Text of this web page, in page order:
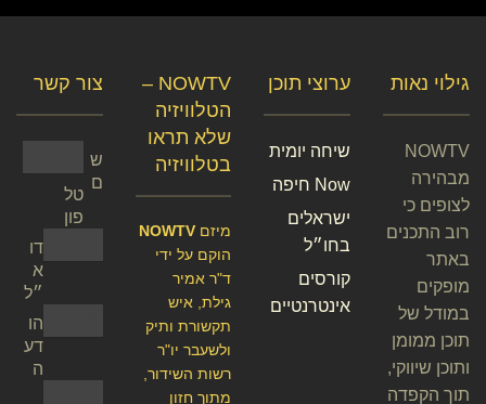
צור קשר
ש
ם
טל
פון
דו
א
״ל
הו
דע
ה
NOWTV –
הטלוויזיה
שלא תראו
בטלוויזיה
מיזם NOWTV
הוקם על ידי
ד"ר אמיר
גילת, איש
תקשורת ותיק
ולשעבר יו"ר
רשות השידור,
מתוך חזון
ערוצי תוכן
שיחה יומית
Now חיפה
ישראלים
בחו״ל
קורסים
אינטרנטיים
גילוי נאות
NOWTV
מבהירה
לצופים כי
רוב התכנים
באתר
מופקים
במודל של
תוכן ממומן
ותוכן שיווקי,
תוך הקפדה